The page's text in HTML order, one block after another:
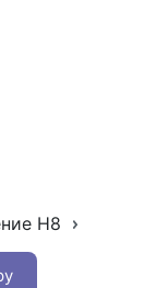
Н8